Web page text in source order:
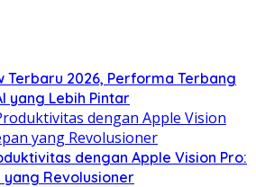
Terbaru 2026, Performa Terbang
yang Lebih Pintar
dengan Apple Vision Pro:
yang Revolusioner